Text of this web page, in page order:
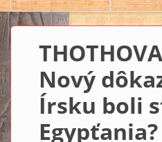
Nový
Írsku boli